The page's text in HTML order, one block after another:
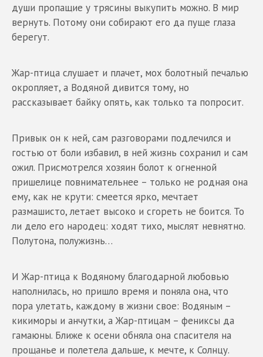
души пропащие у трясины выкупить можно. В мир
вернуть. Потому они собирают его да пуще глаза
берегут.
Жар-птица слушает и плачет, мох болотный печалью
окропляет, а Водяной дивится тому, но
рассказывает байку опять, как только та попросит.
Привык он к ней, сам разговорами подлечился и
гостью от боли избавил, в ней жизнь сохранил и сам
ожил. Присмотрелся хозяин болот к огненной
пришелице повнимательнее – только не родная она
ему, как не крути: смеется ярко, мечтает
размашисто, летает высоко и сгореть не боится. То
ли дело его народец: ходят тихо, мыслят невнятно.
Полутона, полужизнь…
И Жар-птица к Водяному благодарной любовью
наполнилась, но пришло время и поняла она, что
пора улетать, каждому в жизни свое: Водяным –
кикиморы и анчутки, а Жар-птицам – фениксы да
гамаюны. Ближе к осени обняла она спасителя на
прощанье и полетела дальше, к мечте, к Солнцу.